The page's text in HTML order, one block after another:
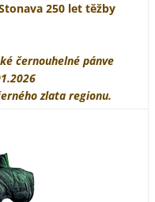
250 let těžby
černouhelné pánve
zlata regionu.